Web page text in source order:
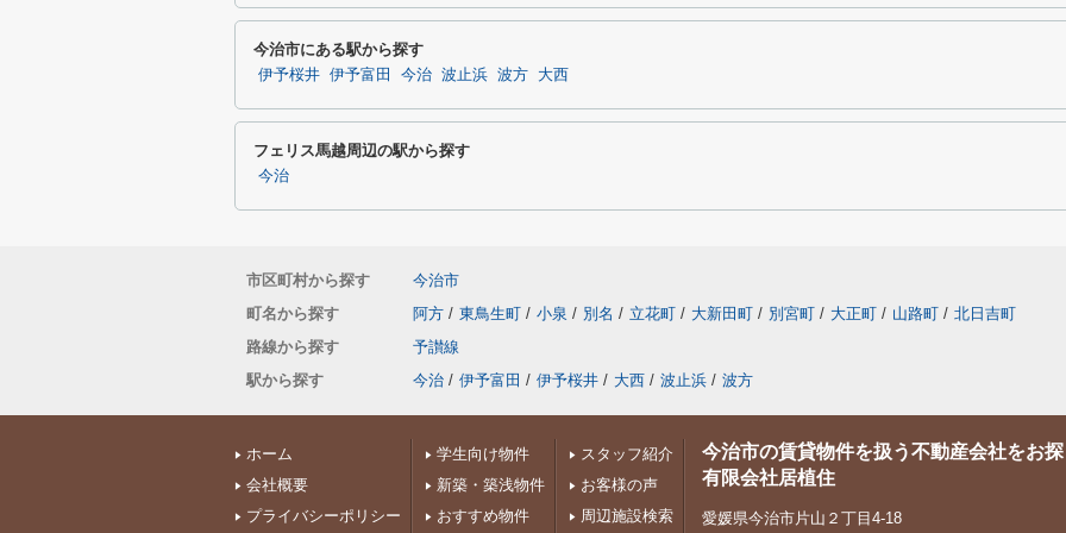
今治市にある駅から探す
伊予桜井 伊予富田 今治 波止浜 波方 大西
フェリス馬越周辺の駅から探す
今治
市区町村から探す
今治市
町名から探す
阿方 / 東鳥生町 / 小泉 / 別名 / 立花町 / 大新田町 / 別宮町 / 大正町 / 山路町 / 北日吉町
路線から探す
予讃線
駅から探す
今治 / 伊予富田 / 伊予桜井 / 大西 / 波止浜 / 波方
ホーム
会社概要
プライバシーポリシー
学生向け物件
新築・築浅物件
おすすめ物件
スタッフ紹介
お客様の声
周辺施設検索
今治市の賃貸物件を扱う不動産会社をお
有限会社居植住
愛媛県今治市片山２丁目4-18